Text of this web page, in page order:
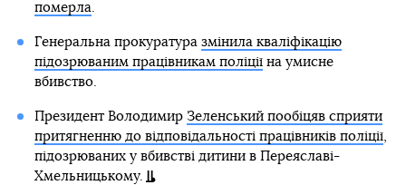
померла.
Генеральна прокуратура змінила кваліфікацію
підозрюваним працівникам поліціїна умисне
вбивство.
Президент Володимир Зеленський пообіцяв сприяти
притягненню до відповідальності працівників поліції,
підозрюваних у вбивстві дитини в Переяславі-
Хмельницькому.